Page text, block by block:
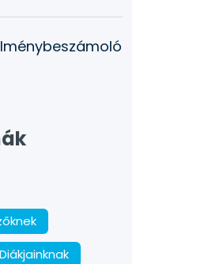
Diákjainknak